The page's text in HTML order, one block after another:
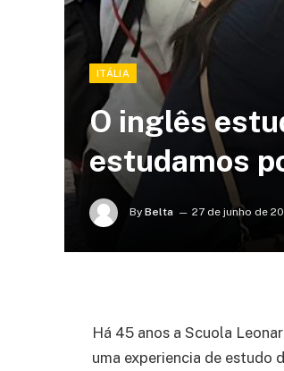
ITÁLIA
O inglês
estudamos
By Belta 27 de junho de
Há 45 anos a Scuola
uma experiencia de estudo